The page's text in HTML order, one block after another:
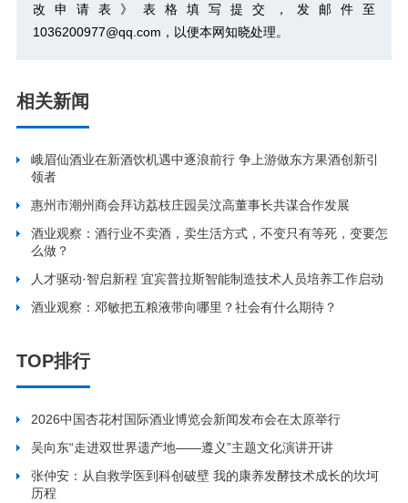
改申请表》 表格填写提交，发邮件至
1036200977@qq.com，以便本网知晓处理。
相关新闻
峨眉仙酒业在新酒饮机遇中逐浪前行 争上游做东方果酒创新引
领者
惠州市潮州商会拜访荔枝庄园吴汶高董事长共谋合作发展
酒业观察：酒行业不卖酒，卖生活方式，不变只有等死，变要怎
么做？
人才驱动·智启新程 宜宾普拉斯智能制造技术人员培养工作启动
酒业观察：邓敏把五粮液带向哪里？社会有什么期待？
TOP排行
2026中国杏花村国际酒业博览会新闻发布会在太原举行
吴向东“走进双世界遗产地——遵义”主题文化演讲开讲
张仲安：从自救学医到科创破壁 我的康养发酵技术成长的坎坷
历程